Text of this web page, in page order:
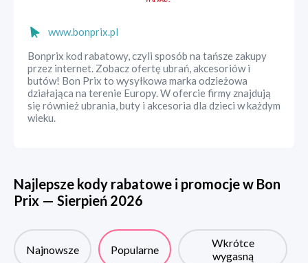
www.bonprix.pl
Bonprix kod rabatowy, czyli sposób na tańsze zakupy
przez internet. Zobacz ofertę ubrań, akcesoriów i
butów! Bon Prix to wysyłkowa marka odzieżowa
działająca na terenie Europy. W ofercie firmy znajdują
się również ubrania, buty i akcesoria dla dzieci w każdym
wieku.
Najlepsze kody rabatowe i promocje w Bon
Prix — Sierpień 2026
Najnowsze Popularne
Wkrótce
wygasną